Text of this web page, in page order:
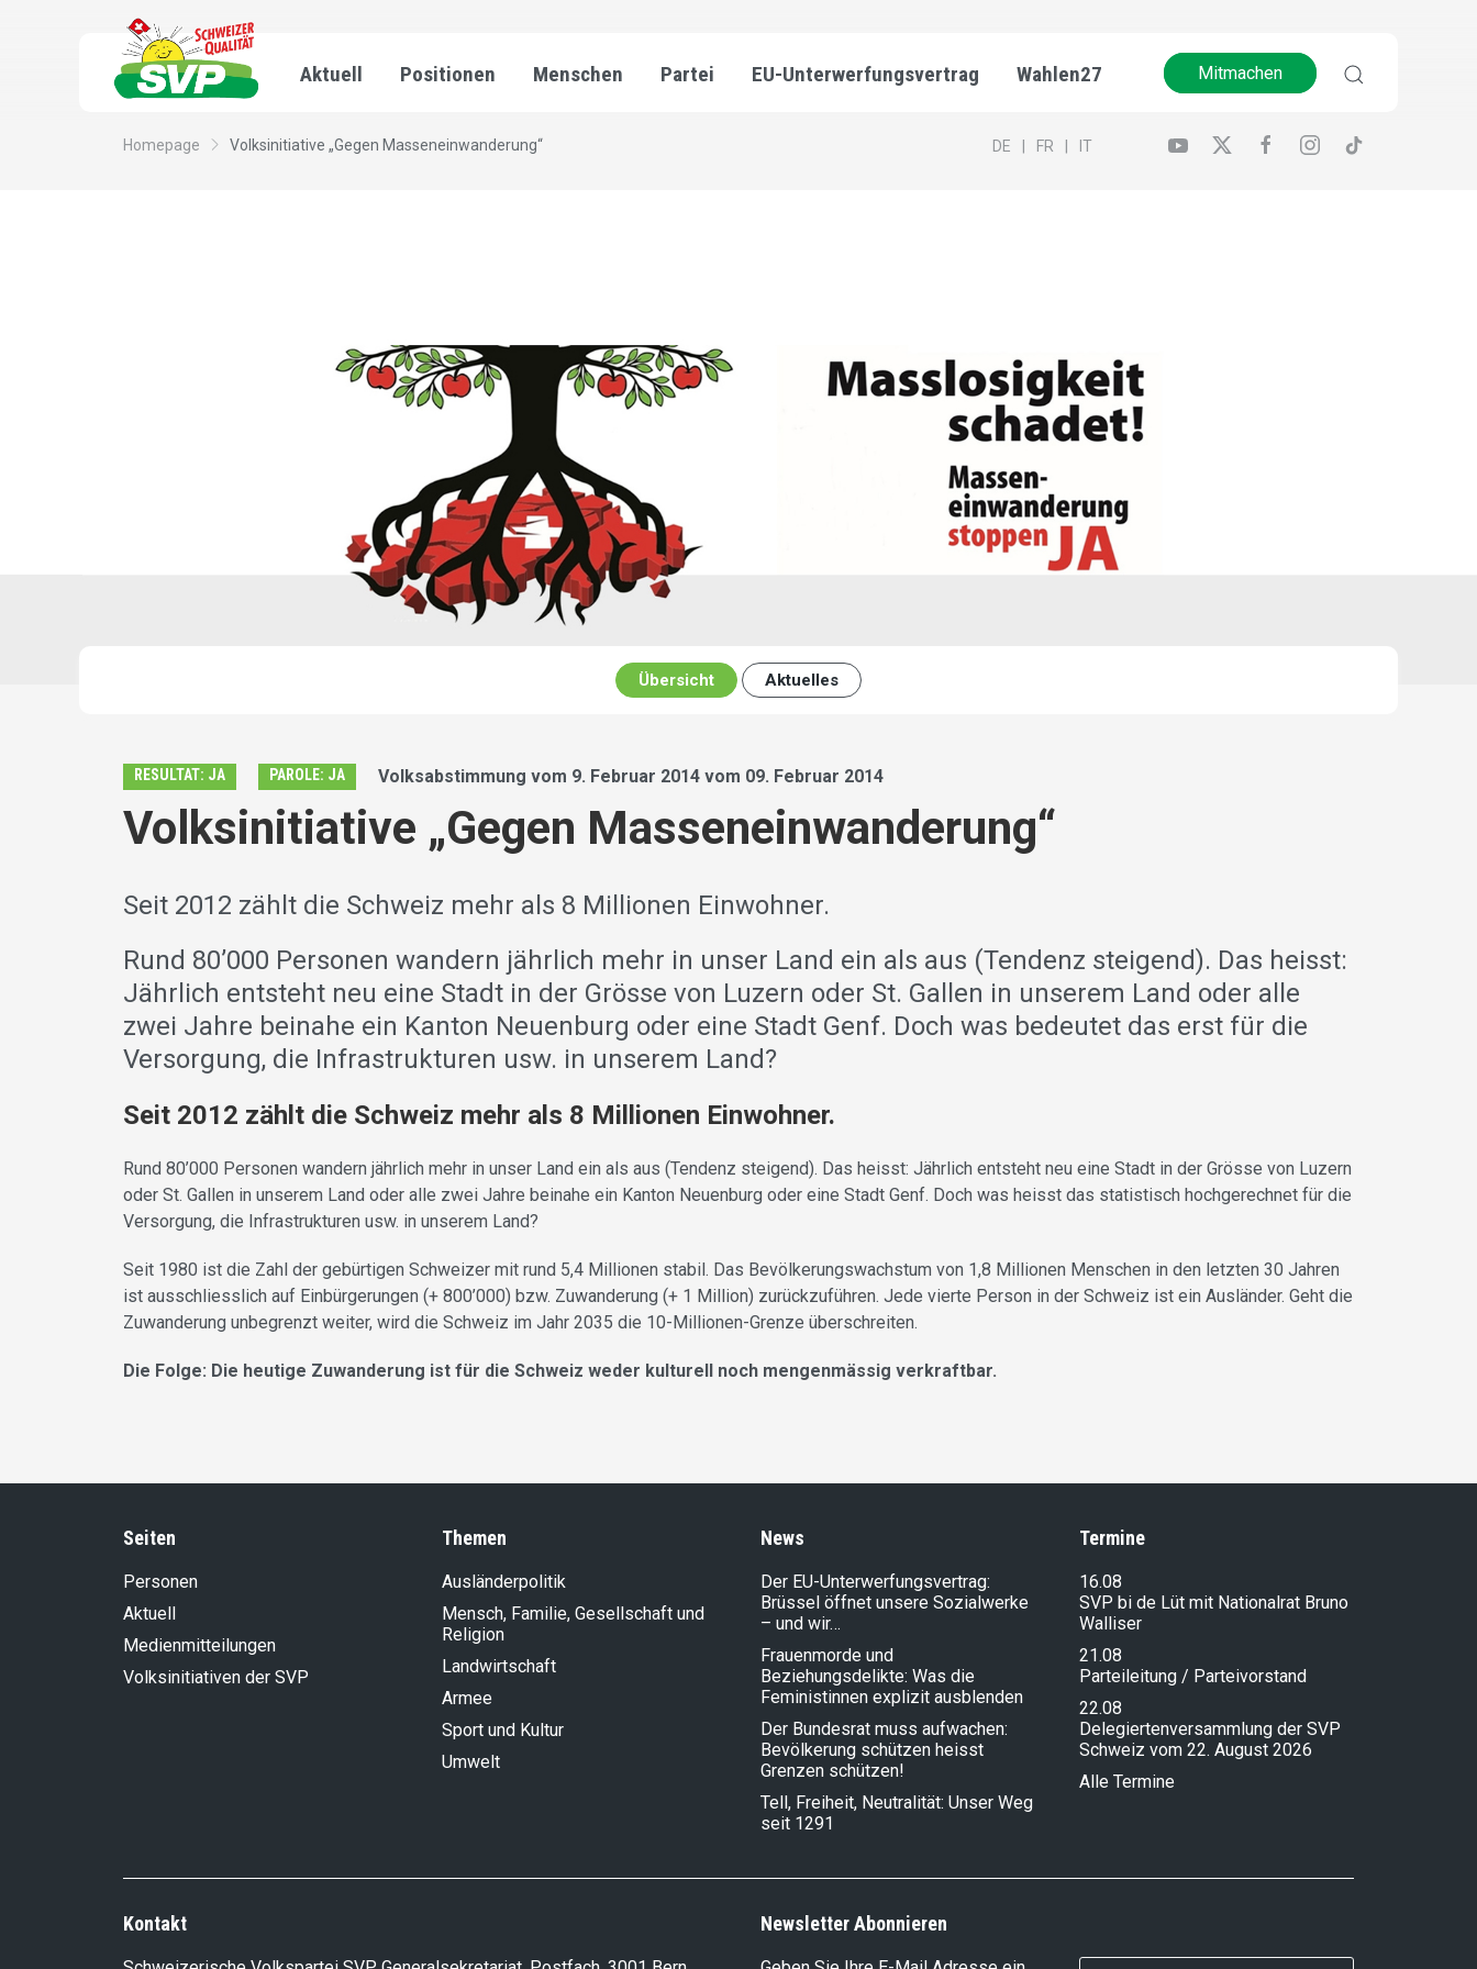
Aktuell Positionen Menschen Partei EU-Unterwerfungsvertrag Wahlen27 Mitmachen
Homepage Volksinitiative „Gegen Masseneinwanderung“ DE FR IT
Übersicht Aktuelles
RESULTAT: JA PAROLE: JA Volksabstimmung vom 9. Februar 2014 vom 09. Februar 2014
Volksinitiative „Gegen Masseneinwanderung“
Seit 2012 zählt die Schweiz mehr als 8 Millionen Einwohner.
Rund 80’000 Personen wandern jährlich mehr in unser Land ein als aus (Tendenz steigend). Das heisst:
Jährlich entsteht neu eine Stadt in der Grösse von Luzern oder St. Gallen in unserem Land oder alle
zwei Jahre beinahe ein Kanton Neuenburg oder eine Stadt Genf. Doch was bedeutet das erst für die
Versorgung, die Infrastrukturen usw. in unserem Land?
Seit 2012 zählt die Schweiz mehr als 8 Millionen Einwohner.
Rund 80’000 Personen wandern jährlich mehr in unser Land ein als aus (Tendenz steigend). Das heisst: Jährlich entsteht neu eine Stadt in der Grösse von Luzern
oder St. Gallen in unserem Land oder alle zwei Jahre beinahe ein Kanton Neuenburg oder eine Stadt Genf. Doch was heisst das statistisch hochgerechnet für die
Versorgung, die Infrastrukturen usw. in unserem Land?
Seit 1980 ist die Zahl der gebürtigen Schweizer mit rund 5,4 Millionen stabil. Das Bevölkerungswachstum von 1,8 Millionen Menschen in den letzten 30 Jahren
ist ausschliesslich auf Einbürgerungen (+ 800’000) bzw. Zuwanderung (+ 1 Million) zurückzuführen. Jede vierte Person in der Schweiz ist ein Ausländer. Geht die
Zuwanderung unbegrenzt weiter, wird die Schweiz im Jahr 2035 die 10-Millionen-Grenze überschreiten.
Die Folge: Die heutige Zuwanderung ist für die Schweiz weder kulturell noch mengenmässig verkraftbar.
Seiten
Personen
Aktuell
Medienmitteilungen
Volksinitiativen der SVP
Themen
Ausländer­politik
Mensch, Familie, Gesellschaft und
Religion
Landwirt­schaft
Armee
Sport und Kultur
Umwelt
News
Der EU-Unterwerfungsvertrag:
Brüssel öffnet unsere Sozialwerke
– und wir…
Frauenmorde und
Beziehungsdelikte: Was die
Feministinnen explizit ausblenden
Der Bundesrat muss aufwachen:
Bevölkerung schützen heisst
Grenzen schützen!
Tell, Freiheit, Neutralität: Unser Weg
seit 1291
Termine
16.08
SVP bi de Lüt mit Nationalrat Bruno
Walliser
21.08
Parteileitung / Parteivorstand
22.08
Delegiertenversammlung der SVP
Schweiz vom 22. August 2026
Alle Termine
Kontakt Newsletter Abonnieren